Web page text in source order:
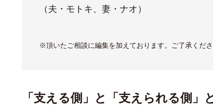
（夫・モトキ、妻・ナオ）
※頂いたご相談に編集を加えております。ご了承くださ
「支える側」と「支えられる側」